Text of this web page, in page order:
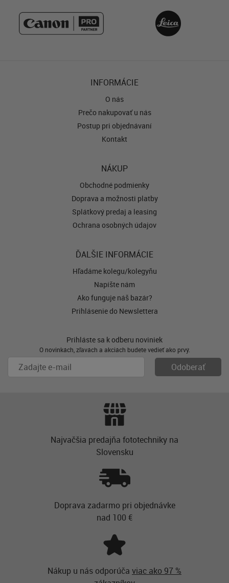
INFORMÁCIE
O nás
Prečo nakupovať u nás
Postup pri objednávaní
Kontakt
NÁKUP
Obchodné podmienky
Doprava a možnosti platby
Splátkový predaj a leasing
Ochrana osobných údajov
ĎALŠIE INFORMÁCIE
Hľadáme kolegu/kolegyňu
Napíšte nám
Ako funguje náš bazár?
Prihlásenie do Newslettera
Prihláste sa k odberu noviniek
O novinkách, zľavách a akciách budete vedieť ako prvý.
Najvačšia predajňa fototechniky na
Slovensku
Doprava zadarmo pri objednávke
nad 100 €
Nákup u nás odporúča viac ako 97 %